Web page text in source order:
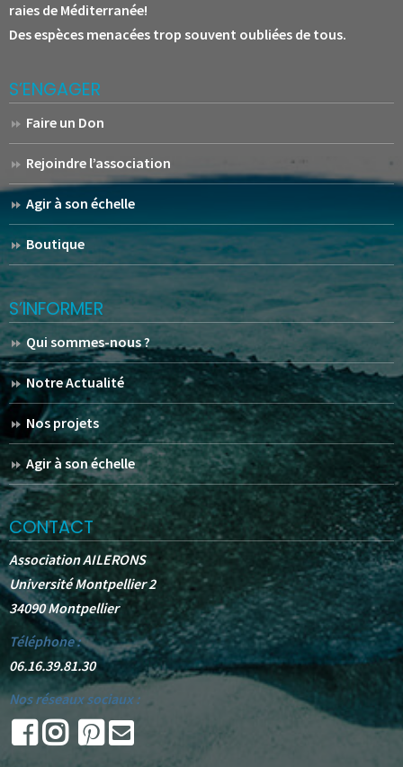
raies de Méditerranée!
Des espèces menacées trop souvent oubliées de tous.
S’ENGAGER
Faire un Don
Rejoindre l’association
Agir à son échelle
Boutique
S’INFORMER
Qui sommes-nous ?
Notre Actualité
Nos projets
Agir à son échelle
CONTACT
Association AILERONS
Université Montpellier 2
34090 Montpellier
Téléphone :
06.16.39.81.30
Nos réseaux sociaux :